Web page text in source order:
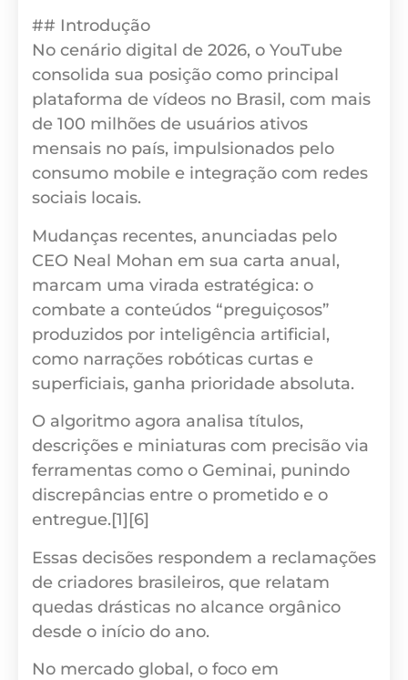
## Introdução
No cenário digital de 2026, o YouTube
consolida sua posição como principal
plataforma de vídeos no Brasil, com mais
de 100 milhões de usuários ativos
mensais no país, impulsionados pelo
consumo mobile e integração com redes
sociais locais.
Mudanças recentes, anunciadas pelo
CEO Neal Mohan em sua carta anual,
marcam uma virada estratégica: o
combate a conteúdos “preguiçosos”
produzidos por inteligência artificial,
como narrações robóticas curtas e
superficiais, ganha prioridade absoluta.
O algoritmo agora analisa títulos,
descrições e miniaturas com precisão via
ferramentas como o Geminai, punindo
discrepâncias entre o prometido e o
entregue.[1][6]
Essas decisões respondem a reclamações
de criadores brasileiros, que relatam
quedas drásticas no alcance orgânico
desde o início do ano.
No mercado global, o foco em